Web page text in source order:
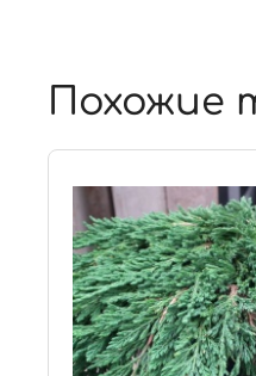
Похожие